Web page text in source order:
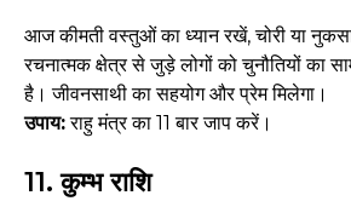
आज कीमती वस्तुओं का ध्यान रखें, चोरी या
रचनात्मक क्षेत्र से जुड़े लोगों को चुनौतियों का
है। जीवनसाथी का सहयोग और प्रेम मिलेगा।
उपाय:राहु मंत्र का 11 बार जाप करें।
11. कुम्भ राशि